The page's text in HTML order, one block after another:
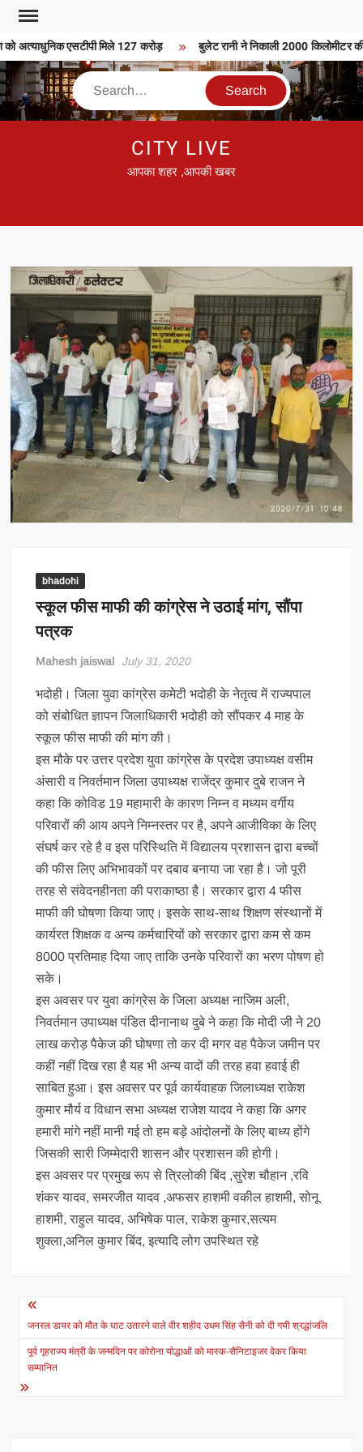
Skip
content
को अत्याधुनिक एसटीपी मिले 127 करोड़ बुलेट रानी ने निकाली 2000 किलोमीटर
Search
CITY LIVE
आपका शहर ,आपकी खबर
bhadohi
स्कूल फीस माफी की कांग्रेस ने उठाई मांग, सौंपा
पत्रक
Mahesh jaiswal July 31, 2020
भदोही। जिला युवा कांग्रेस कमेटी भदोही के नेतृत्व में राज्यपाल
को संबोधित ज्ञापन जिलाधिकारी भदोही को सौंपकर 4 माह के
स्कूल फीस माफी की मांग की।
इस मौके पर उत्तर प्रदेश युवा कांग्रेस के प्रदेश उपाध्यक्ष वसीम
अंसारी व निवर्तमान जिला उपाध्यक्ष राजेंद्र कुमार दुबे राजन ने
कहा कि कोविड 19 महामारी के कारण निम्न व मध्यम वर्गीय
परिवारों की आय अपने निम्नस्तर पर है, अपने आजीविका के लिए
संघर्ष कर रहे है व इस परिस्थिति में विद्यालय प्रशासन द्वारा बच्चों
की फीस लिए अभिभावकों पर दबाव बनाया जा रहा है। जो पूरी
तरह से संवेदनहीनता की पराकाष्ठा है। सरकार द्वारा 4 फीस
माफी की घोषणा किया जाए। इसके साथ-साथ शिक्षण संस्थानों में
कार्यरत शिक्षक व अन्य कर्मचारियों को सरकार द्वारा कम से कम
8000 प्रतिमाह दिया जाए ताकि उनके परिवारों का भरण पोषण हो
सके।
इस अवसर पर युवा कांग्रेस के जिला अध्यक्ष नाजिम अली,
निवर्तमान उपाध्यक्ष पंडित दीनानाथ दुबे ने कहा कि मोदी जी ने 20
लाख करोड़ पैकेज की घोषणा तो कर दी मगर वह पैकेज जमीन पर
कहीं नहीं दिख रहा है यह भी अन्य वादों की तरह हवा हवाई ही
साबित हुआ। इस अवसर पर पूर्व कार्यवाहक जिलाध्यक्ष राकेश
कुमार मौर्य व विधान सभा अध्यक्ष राजेश यादव ने कहा कि अगर
हमारी मांगे नहीं मानी गई तो हम बड़े आंदोलनों के लिए बाध्य होंगे
जिसकी सारी जिम्मेदारी शासन और प्रशासन की होगी।
इस अवसर पर प्रमुख रूप से त्रिलोकी बिंद ,सुरेश चौहान ,रवि
शंकर यादव, समरजीत यादव ,अफसर हाशमी वकील हाशमी, सोनू
हाशमी, राहुल यादव, अभिषेक पाल, राकेश कुमार,सत्यम
शुक्ला,अनिल कुमार बिंद, इत्यादि लोग उपस्थित रहे
Post
navigation
जनरल डायर को मौत के घाट उतारने वाले वीर शहीद उधम सिंह सैनी को दी गयी श्रद्धांजलि
पूर्व गृहराज्य मंत्री के जन्मदिन पर कोरोना योद्धाओं को मास्क-सैनिटाइजर देकर किया
सम्मानित